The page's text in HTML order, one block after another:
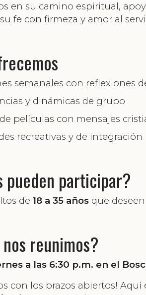
en su camino espiritual,
fe con firmeza y amor al
semanales con reflexiones
y dinámicas de grupo
películas con mensajes
recreativas y de integración
pueden participar?
de18 a 35 años que
reunimos?
a las 6:30 p.m. en el
con los brazos abiertos!